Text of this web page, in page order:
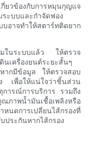
ยวข้องกับการหมุนกุญแจ
ะบบและกำจัดฟอง
จทำให้สตาร์ทติดยาก
มในระบบแล้ว ให้ตรวจ
นเครื่องยนต์ระยะสั้นๆ
ากมีข้อมูล ให้ตรวจสอบ
ง เพื่อให้แน่ใจว่าชิ้นส่วน
ารณ์การบริการ รวมถึง
ภาพน้ำมันเชื้อเพลิงหรือ
ดการเปลี่ยนไส้กรองที่
ประกันหากไส้กรอง